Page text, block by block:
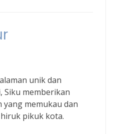
unik dan
Siku memberikan
yang memukau dan
pikuk kota.